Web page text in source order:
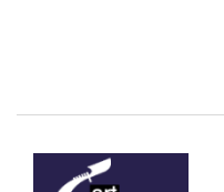
newsletter: